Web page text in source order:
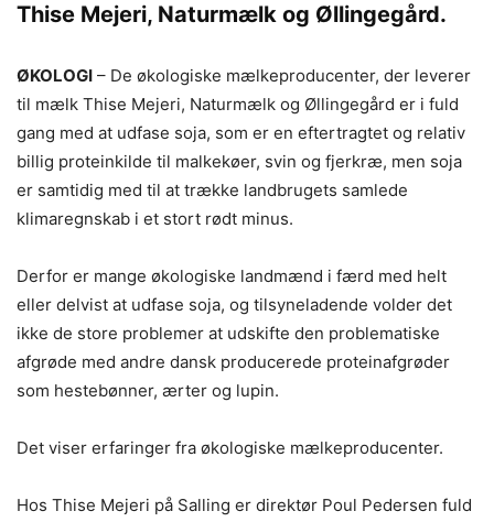
Thise Mejeri, Naturmælk og Øllingegård.
ØKOLOGI – De økologiske mælkeproducenter, der leverer
til mælk Thise Mejeri, Naturmælk og Øllingegård er i fuld
gang med at udfase soja, som er en eftertragtet og relativ
billig proteinkilde til malkekøer, svin og fjerkræ, men soja
er samtidig med til at trække landbrugets samlede
klimaregnskab i et stort rødt minus.
Derfor er mange økologiske landmænd i færd med helt
eller delvist at udfase soja, og tilsyneladende volder det
ikke de store problemer at udskifte den problematiske
afgrøde med andre dansk producerede proteinafgrøder
som hestebønner, ærter og lupin.
Det viser erfaringer fra økologiske mælkeproducenter.
Hos Thise Mejeri på Salling er direktør Poul Pedersen fuld